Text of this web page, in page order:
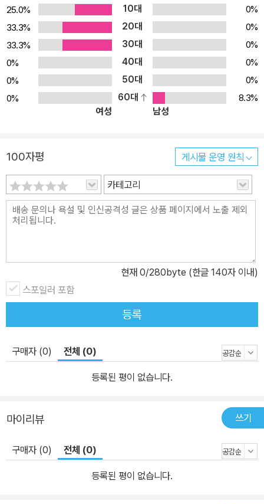
25.0% 10대
0%
33.3%
20대
0%
33.3%
30대
0%
0%
40대
0%
0%
50대
0%
0%
60대
8.3%
여성
남성
100자평 게시물 운영 원칙
카테고리
현재 0/280byte (한글 140자 이내)
스포일러 포함
등록
구매자 (0) 전체 (0)
등록된 평이 없습니다.
마이리뷰 쓰기
구매자 (0) 전체 (0)
등록된 평이 없습니다.